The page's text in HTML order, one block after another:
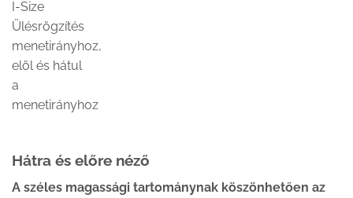
Hátra és előre néző
A széles magassági tartománynak köszönhetően az